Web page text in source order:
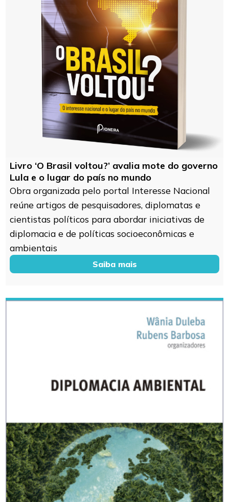
Livro ‘O Brasil voltou?’ avalia mote do governo
Lula e o lugar do país no mundo
Obra organizada pelo portal Interesse Nacional
reúne artigos de pesquisadores, diplomatas e
cientistas políticos para abordar iniciativas de
diplomacia e de políticas socioeconômicas e
ambientais
Saiba mais